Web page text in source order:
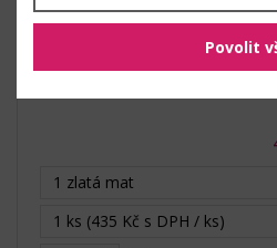
1 zlatá mat
1 ks (435 Kč s DPH / ks)
Povolit